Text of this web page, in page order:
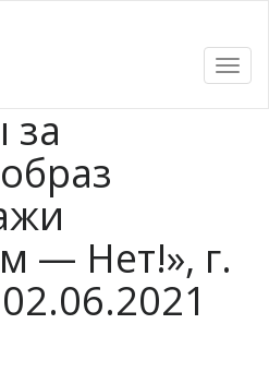
— Нет!», г.